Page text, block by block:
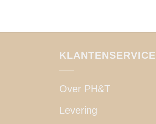
KLANTENSERVICE
Over PH&T
Levering